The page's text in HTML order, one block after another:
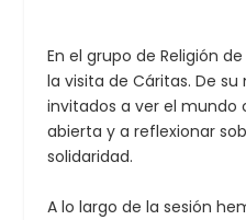
En el grupo de Religión
la visita de Cáritas. De
invitados a ver el mundo
abierta y a reflexionar
solidaridad.
A lo largo de la sesión